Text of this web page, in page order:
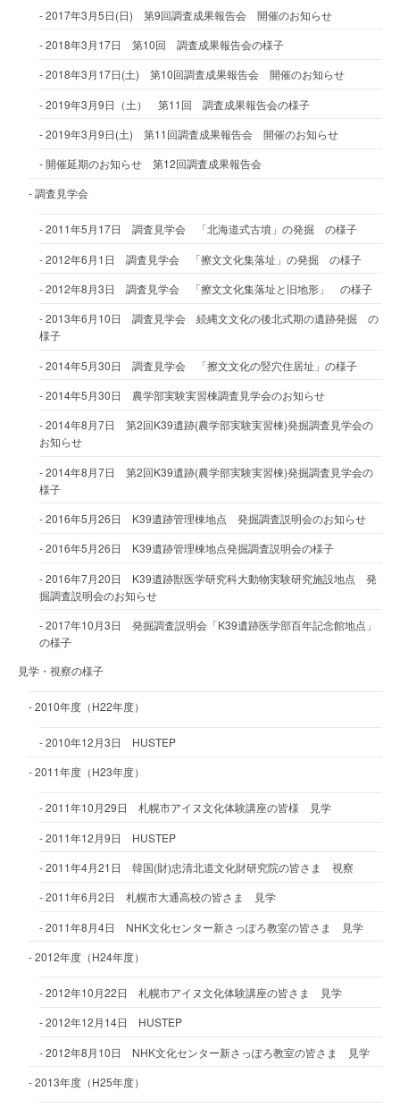
2017年3月5日(日) 第9回調査成果報告会 開催のお知らせ
2018年3月17日 第10回 調査成果報告会の様子
2018年3月17日(土) 第10回調査成果報告会 開催のお知らせ
2019年3月9日（土） 第11回 調査成果報告会の様子
2019年3月9日(土) 第11回調査成果報告会 開催のお知らせ
開催延期のお知らせ 第12回調査成果報告会
調査見学会
2011年5月17日 調査見学会 「北海道式古墳」の発掘 の様子
2012年6月1日 調査見学会 「擦文文化集落址」の発掘 の様子
2012年8月3日 調査見学会 「擦文文化集落址と旧地形」 の様子
2013年6月10日 調査見学会 続縄文文化の後北式期の遺跡発掘 の
様子
2014年5月30日 調査見学会 「擦文文化の竪穴住居址」の様子
2014年5月30日 農学部実験実習棟調査見学会のお知らせ
2014年8月7日 第2回K39遺跡(農学部実験実習棟)発掘調査見学会の
お知らせ
2014年8月7日 第2回K39遺跡(農学部実験実習棟)発掘調査見学会の
様子
2016年5月26日 K39遺跡管理棟地点 発掘調査説明会のお知らせ
2016年5月26日 K39遺跡管理棟地点発掘調査説明会の様子
2016年7月20日 K39遺跡獣医学研究科大動物実験研究施設地点 発
掘調査説明会のお知らせ
2017年10月3日 発掘調査説明会「K39遺跡医学部百年記念館地点」
の様子
見学・視察の様子
2010年度（H22年度）
2010年12月3日 HUSTEP
2011年度（H23年度）
2011年10月29日 札幌市アイヌ文化体験講座の皆様 見学
2011年12月9日 HUSTEP
2011年4月21日 韓国(財)忠清北道文化財研究院の皆さま 視察
2011年6月2日 札幌市大通高校の皆さま 見学
2011年8月4日 NHK文化センター新さっぽろ教室の皆さま 見学
2012年度（H24年度）
2012年10月22日 札幌市アイヌ文化体験講座の皆さま 見学
2012年12月14日 HUSTEP
2012年8月10日 NHK文化センター新さっぽろ教室の皆さま 見学
2013年度（H25年度）